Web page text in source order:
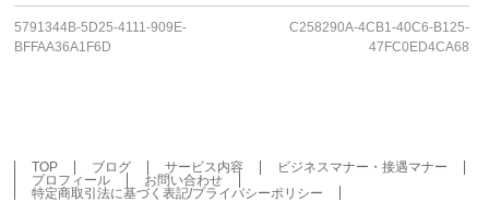
5791344B-5D25-4111-909E-
BFFAA36A1F6D
C258290A-4CB1-40C6-B125-
47FC0ED4CA68
TOP ブログ サービス内容
ビジネスマナー・接遇マナー
プロフィール
お問い合わせ
特定商取引法に基づく表記/プライバシーポリシー